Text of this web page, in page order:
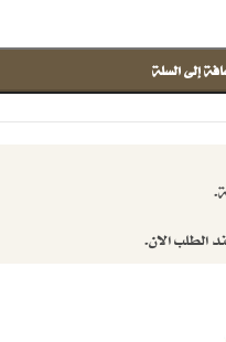
إلى السلة
الطلب الان.